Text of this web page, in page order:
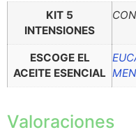
KIT 5
INTENSIONES
ESCOGE EL
ACEITE ESENCIAL
Valoraciones